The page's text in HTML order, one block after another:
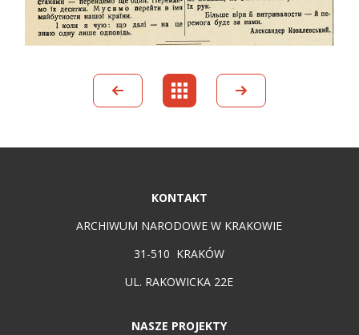
KONTAKT
ARCHIWUM NARODOWE W KRAKOWIE
31-510 KRAKÓW
UL. RAKOWICKA 22E
NASZE PROJEKTY